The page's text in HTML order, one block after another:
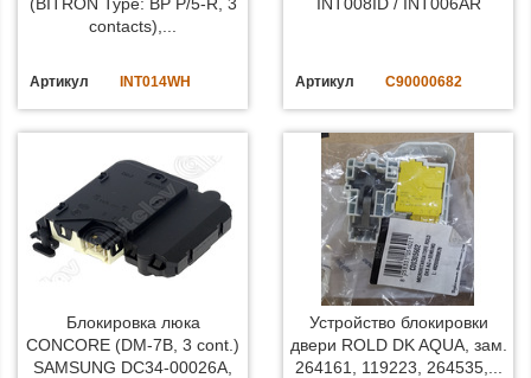
contacts),...
Артикул INT014WH Артикул C90000682
Блокировка люка
CONCORE (DM-7B, 3 cont.)
SAMSUNG DC34-00026A,
Устройство блокировки
двери ROLD DK AQUA, зам.
264161, 119223, 264535,...